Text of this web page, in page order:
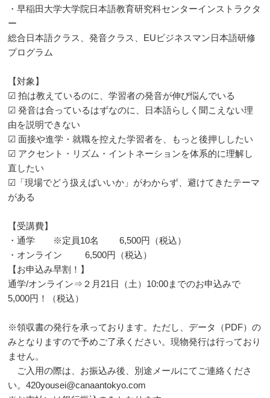
・早稲田大学大学院日本語教育研究科センターインストラクタ
ー
総合日本語クラス、発音クラス、EUビジネスマン日本語研修
プログラム
【対象】
☑ 拍は教えているのに、学習者の発音が伸び悩んでいる
☑ 発音は合っているはずなのに、日本語らしく聞こえない理
由を説明できない
☑ 面接や進学・就職を控えた学習者を、もっと後押ししたい
☑ アクセント・リズム・イントネーションを体系的に理解し
直したい
☑「現場でどう扱えばいいか」がわからず、避けてきたテーマ
がある
【受講費】
・通学 ※定員10名 6,500円（税込）
・オンライン 6,500円（税込）
【お申込み早割！】
通学/オンライン⇒２月21日（土）10:00までのお申込みで
5,000円！（税込）
※領収書の発行を承っております。ただし、データ（PDF）の
みとなりますので予めご了承ください。現物発行は行っており
ません。
ご入用の際は、お振込み後、別途メールにてご連絡くださ
い。420yousei@canaantokyo.com